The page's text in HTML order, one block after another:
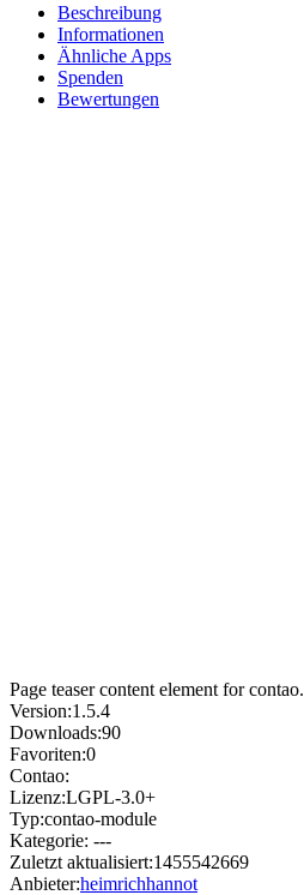
Beschreibung
Informationen
Ähnliche Apps
Spenden
Bewertungen
Page teaser content element for contao.
Version:1.5.4
Downloads:90
Favoriten:0
Contao:
Lizenz:LGPL-3.0+
Typ:contao-module
Kategorie: ---
Zuletzt aktualisiert:1455542669
Anbieter:heimrichhannot